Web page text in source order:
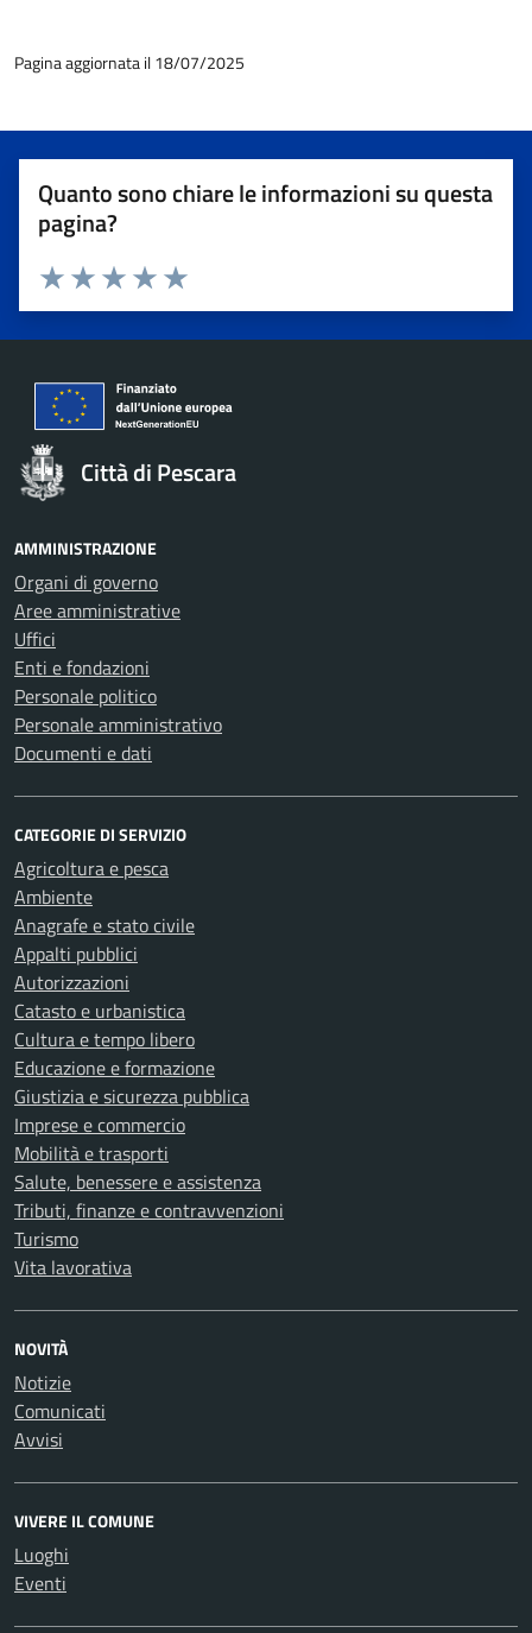
Pagina aggiornata il 18/07/2025
Quanto sono chiare le informazioni su questa
pagina?
Valuta 5 stelle su 5
Valuta 4 stelle su 5
Valuta 3 stelle su 5
Valuta 2 stelle su 5
Valuta 1 stelle su 5
Città di Pescara
AMMINISTRAZIONE
Organi di governo
Aree amministrative
Uffici
Enti e fondazioni
Personale politico
Personale amministrativo
Documenti e dati
CATEGORIE DI SERVIZIO
Agricoltura e pesca
Ambiente
Anagrafe e stato civile
Appalti pubblici
Autorizzazioni
Catasto e urbanistica
Cultura e tempo libero
Educazione e formazione
Giustizia e sicurezza pubblica
Imprese e commercio
Mobilità e trasporti
Salute, benessere e assistenza
Tributi, finanze e contravvenzioni
Turismo
Vita lavorativa
NOVITÀ
Notizie
Comunicati
Avvisi
VIVERE IL COMUNE
Luoghi
Eventi